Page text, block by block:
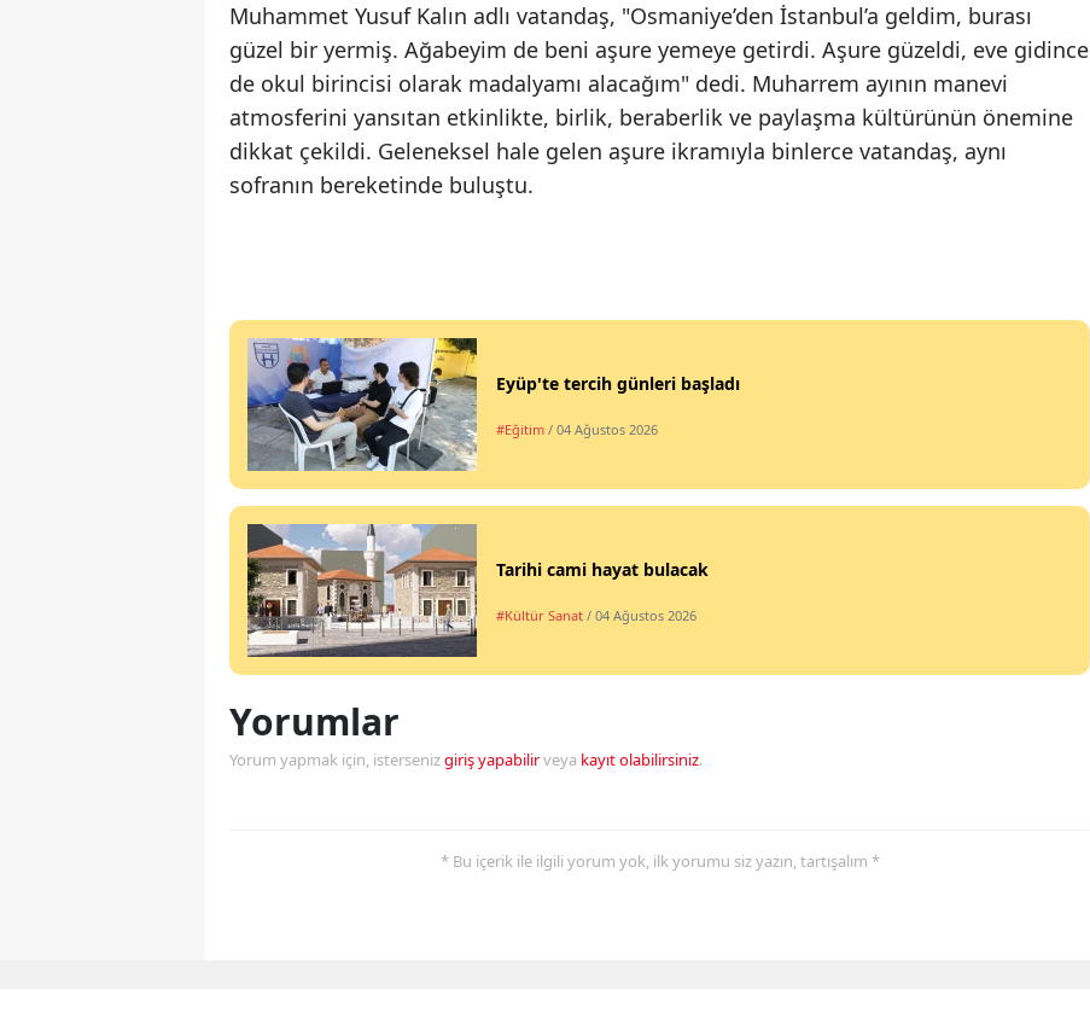
Muhammet Yusuf Kalın adlı vatandaş, "Osmaniye’den İstanbul’a geldim, burası
güzel bir yermiş. Ağabeyim de beni aşure yemeye getirdi. Aşure güzeldi, eve gidince
de okul birincisi olarak madalyamı alacağım" dedi. Muharrem ayının manevi
atmosferini yansıtan etkinlikte, birlik, beraberlik ve paylaşma kültürünün önemine
dikkat çekildi. Geleneksel hale gelen aşure ikramıyla binlerce vatandaş, aynı
sofranın bereketinde buluştu.
Eyüp'te tercih günleri başladı
#Eğitim / 04 Ağustos 2026
Tarihi cami hayat bulacak
#Kültür Sanat / 04 Ağustos 2026
Yorumlar
Yorum yapmak için, istersenizgiriş yapabilirveya kayıt olabilirsiniz.
* Bu içerik ile ilgili yorum yok, ilk yorumu siz yazın, tartışalım *